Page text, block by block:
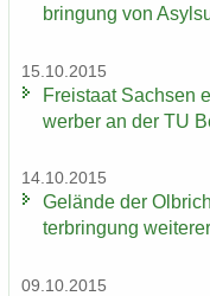
brin­gung von
15.10.2015
Frei­staat Sach­sen
wer­ber an der TU
14.10.2015
Ge­län­de der
ter­brin­gung
09.10.2015